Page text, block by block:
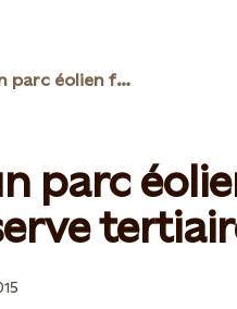
Une première: un parc éolien fournit de la réserve tertiaire
parc